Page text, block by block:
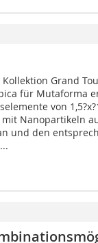
Kollektion Grand
für Mutaforma
von
Nanopartikeln
und den